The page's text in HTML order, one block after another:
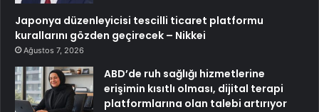
Japonya düzenleyicisi tescilli ticaret platformu
kurallarını gözden geçirecek – Nikkei
Ağustos 7, 2026
ABD’de ruh sağlığı hizmetlerine
erişimin kısıtlı olması, dijital terapi
platformlarına olan talebi artırıyor